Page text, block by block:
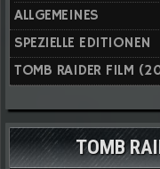
ALLGEMEINES
SPEZIELLE EDITIONEN
TOMB RAIDER FILM
TOMB